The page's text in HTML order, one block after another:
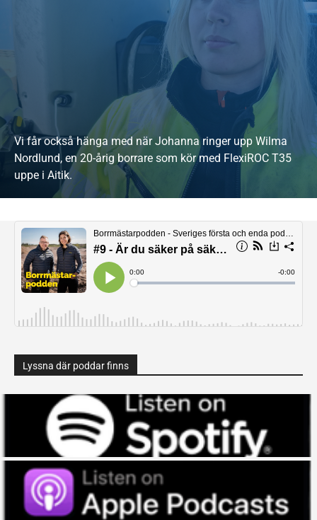
Vi får också hänga med när Johanna ringer upp Wilma
Nordlund, en 20-årig borrare som kör med FlexiROC T35
uppe i Aitik.
Läs mer om Wilma
Lyssna där poddar finns